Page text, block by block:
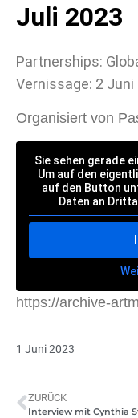
Juli 2023
Partnerships:
Vernissage: 2 Juni
Organisiert von
Sie sehen gerade
Um auf den
auf den Button
Daten an
https://archive-
1 Juni 2023
ZURÜCK